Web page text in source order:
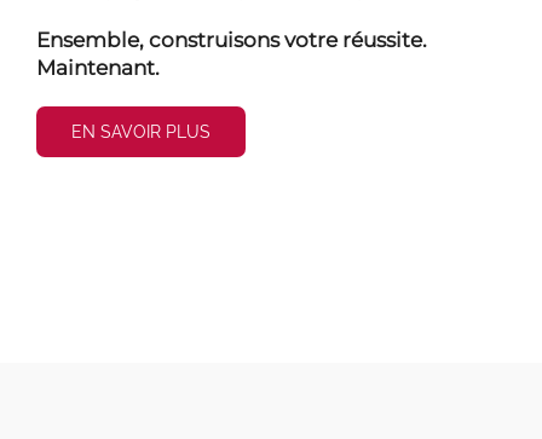
Ensemble, construisons votre réussite.
Maintenant.
EN SAVOIR PLUS